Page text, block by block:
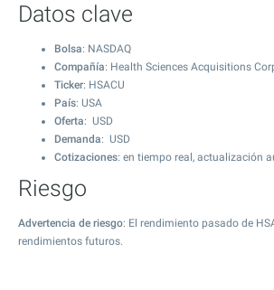
Datos clave
Bolsa: NASDAQ
Compañía: Health Sciences Acquisitions
Ticker: HSACU
País: USA
Oferta: USD
Demanda: USD
Cotizaciones: en tiempo real, actualización
Riesgo
Advertencia de riesgo: El rendimiento pasado de
rendimientos futuros.